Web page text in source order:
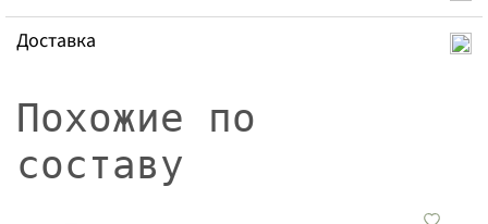
Доставка
Похожие по
составу